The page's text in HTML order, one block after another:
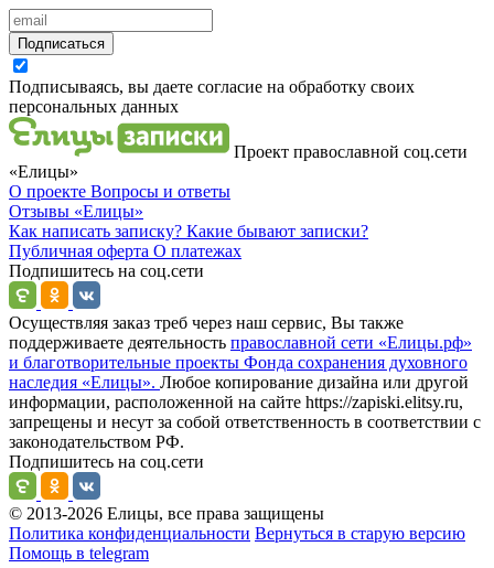
Подписаться
Подписываясь, вы даете согласие на обработку своих
персональных данных
Проект православной соц.сети
«Елицы»
О проекте Вопросы и ответы
Отзывы «Елицы»
Как написать записку? Какие бывают записки?
Публичная оферта О платежах
Подпишитесь на соц.сети
Осуществляя заказ треб через наш сервис, Вы также
поддерживаете деятельность православной сети «Елицы.рф»
и благотворительные проекты Фонда сохранения духовного
наследия «Елицы». Любое копирование дизайна или другой
информации, расположенной на сайте https://zapiski.elitsy.ru,
запрещены и несут за собой ответственность в соответствии с
законодательством РФ.
Подпишитесь на соц.сети
© 2013-2026 Елицы, все права защищены
Политика конфиденциальности Вернуться в старую версию
Помощь в telegram